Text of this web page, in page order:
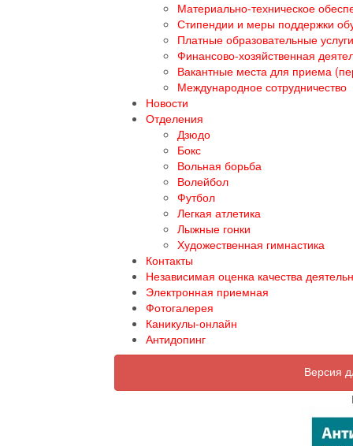
Материально-техническое
Стипендии и меры поддержки
Платные образовательные услуги
Финансово-хозяйственная
Вакантные места для приема
Международное сотрудничество
Новости
Отделения
Дзюдо
Бокс
Вольная борьба
Волейбол
Футбол
Легкая атлетика
Лыжные гонки
Художественная гимнастика
Контакты
Независимая оценка качества
Электронная приемная
Фотогалерея
Каникулы-онлайн
Антидопинг
Версия